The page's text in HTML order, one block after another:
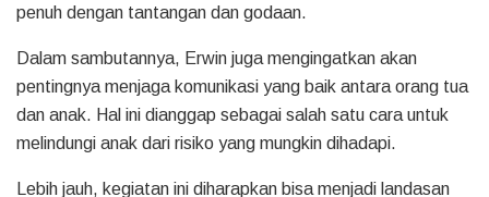
penuh dengan tantangan dan godaan.
Dalam sambutannya, Erwin juga mengingatkan akan
pentingnya menjaga komunikasi yang baik antara orang tua
dan anak. Hal ini dianggap sebagai salah satu cara untuk
melindungi anak dari risiko yang mungkin dihadapi.
Lebih jauh, kegiatan ini diharapkan bisa menjadi landasan